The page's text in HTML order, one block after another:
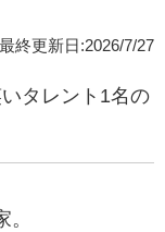
最終更新日:2026/7/27
タレント1名の